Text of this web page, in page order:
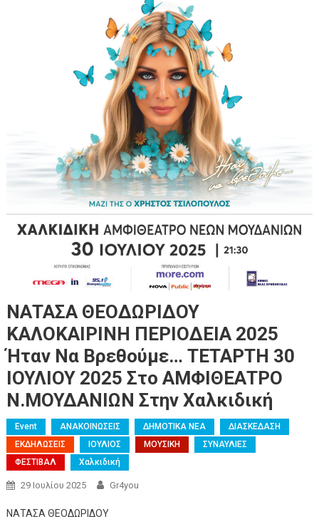
ΝΑΤΑΣΑ ΘΕΟΔΩΡΙΔΟΥ
ΚΑΛΟΚΑΙΡΙΝΗ ΠΕΡΙΟΔΕΙΑ 2025
Ήταν Να Βρεθούμε… ΤΕΤΑΡΤΗ 30
ΙΟΥΛΙΟΥ 2025 Στο ΑΜΦΙΘΕΑΤΡΟ
Ν.ΜΟΥΔΑΝΙΩΝ Στην Χαλκιδική
Event ΑΝΑΚΟΙΝΩΣΕΙΣ ΔΗΜΟΤΙΚΑ ΝΕΑ
ΔΙΑΣΚΕΔΑΣΗ
ΕΚΔΗΛΩΣΕΙΣ
ΙΟΥΛΙΟΣ ΜΟΥΣΙΚΗ
ΣΥΝΑΥΛΙΕΣ
ΦΕΣΤΙΒΑΛ
Χαλκιδική
29 Ιουλίου 2025 Gr4you
ΝΑΤΑΣΑ ΘΕΟΔΩΡΙΔΟΥ